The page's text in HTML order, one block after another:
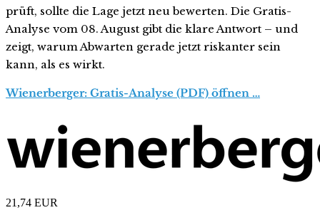
prüft, sollte die Lage jetzt neu bewerten. Die Gratis-
Analyse vom 08. August gibt die klare Antwort – und
zeigt, warum Abwarten gerade jetzt riskanter sein
kann, als es wirkt.
Wienerberger: Gratis-Analyse (PDF) öffnen …
21,74 EUR